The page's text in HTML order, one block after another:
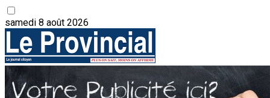
samedi 8 août 2026